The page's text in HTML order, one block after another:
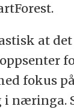
at
fokus
i næringa.